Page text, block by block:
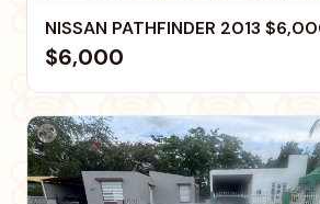
NISSAN PATHFINDER 2013
$6,000